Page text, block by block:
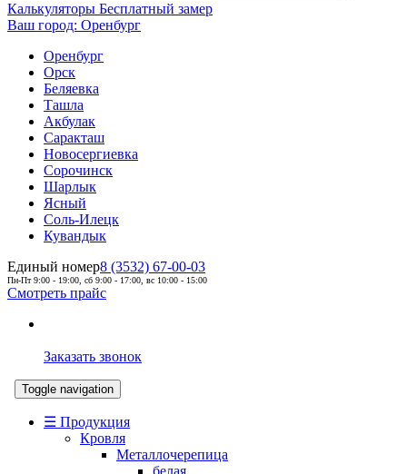
Калькуляторы Бесплатный замер
Ваш город: Оренбург
Оренбург
Орск
Беляевка
Ташла
Акбулак
Саракташ
Новосергиевка
Сорочинск
Шарлык
Ясный
Соль-Илецк
Кувандык
Единый номер8 (3532) 67-00-03
Пн-Пт 9:00 - 19:00, сб 9:00 - 17:00, вс 10:00 - 15:00
Смотреть прайс
Заказать звонок
Toggle navigation
☰ Продукция
Кровля
Металлочерепица
белая